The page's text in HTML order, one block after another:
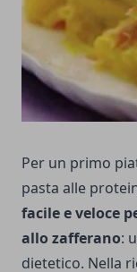
Per un primo
pasta alle
facile e veloce
allo zafferano:
dietetico. Nella